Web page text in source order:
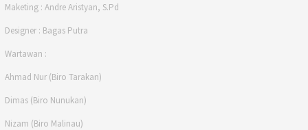
Maketing : Andre Aristyan, S.Pd
Designer : Bagas Putra
Wartawan :
Ahmad Nur (Biro Tarakan)
Dimas (Biro Nunukan)
Nizam (Biro Malinau)